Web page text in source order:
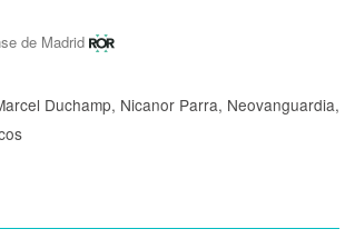
de Madrid
Duchamp, Nicanor Parra, Neovanguardia,